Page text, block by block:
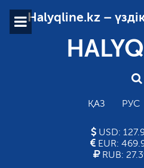
Halyqline.kz –
HALYQ
ҚАЗ РУС
USD:
EUR:
RUB: